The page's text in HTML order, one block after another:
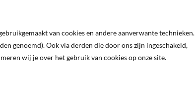
van cookies en andere aanverwante technieken.
genoemd). Ook via derden die door ons zijn ingeschakeld,
wij je over het gebruik van cookies op onze site.